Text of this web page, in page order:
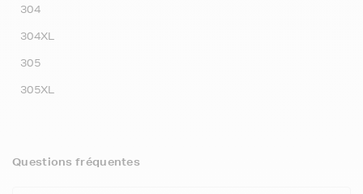
304
304XL
305
305XL
Questions fréquentes